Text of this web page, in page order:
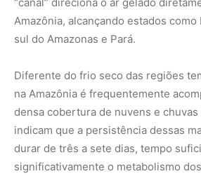
Amazônia, alcançando estados como
sul do Amazonas e Pará.
Diferente do frio seco das regiões
na Amazônia é frequentemente
densa cobertura de nuvens e
indicam que a persistência dessas
durar de três a sete dias, tempo
significativamente o metabolismo